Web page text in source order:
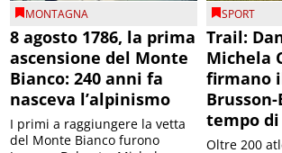
MONTAGNA
8 agosto 1786, la prima
ascensione del Monte
Bianco: 240 anni fa
nasceva l’alpinismo
I primi a raggiungere la vetta
del Monte Bianco furono
SPORT
Trail:
Michela
firmano
tempo
Oltre 200